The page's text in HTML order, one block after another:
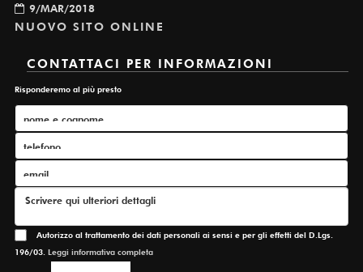
9/MAR/2018
NUOVO SITO ONLINE
CONTATTACI PER INFORMAZIONI
Risponderemo al più presto
Autorizzo al trattamento dei dati personali ai sensi e per gli effetti del D.Lgs.
196/03. Leggi informativa completa